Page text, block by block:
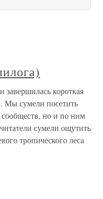
короткая
Мы сумели посетить
но и по ним
сумели ощутить
тропического леса